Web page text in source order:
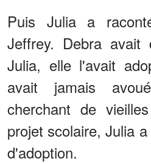
Puis Julia a
Jeffrey. Debra avait
Julia, elle l'avait
avait jamais
cherchant de
projet scolaire, Julia
d'adoption.